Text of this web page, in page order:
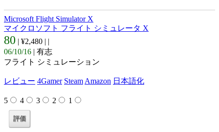
Microsoft Flight Simulator X
マイクロソフト フライト シミュレータ X
80 | ¥2,480 | |
06/10/16 | 有志
フライト シミュレーション
レビュー 4Gamer Steam Amazon 日本語化
5 4 3 2 1